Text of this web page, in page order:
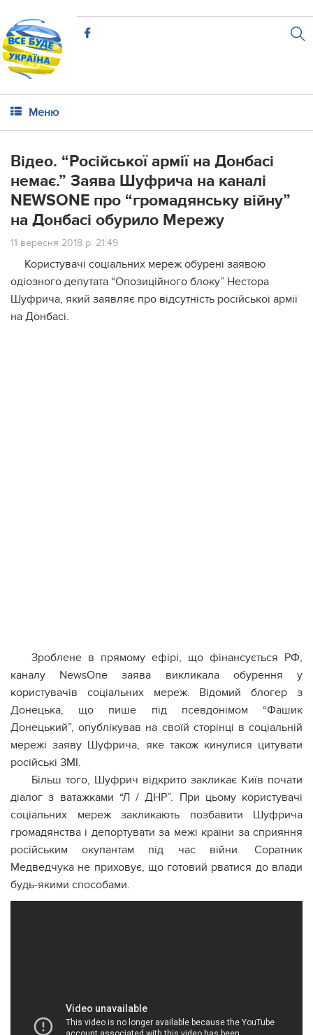
Меню
Відео. “Російської армії на Донбасі
немає.” Заява Шуфрича на каналі
NEWSONE про “громадянську війну”
на Донбасі обурило Мережу
11 вересня 2018 р. 21:49
Користувачі соціальних мереж обурені заявою
одіозного депутата “Опозиційного блоку” Нестора
Шуфрича, який заявляє про відсутність російської армії
на Донбасі.
Зроблене в прямому ефірі, що фінансується РФ,
каналу NewsOne заява викликала обурення у
користувачів соціальних мереж. Відомий блогер з
Донецька, що пише під псевдонімом “Фашик
Донецький”, опублікував на своїй сторінці в соціальній
мережі заяву Шуфрича, яке також кинулися цитувати
російські ЗМІ.
Більш того, Шуфрич відкрито закликає Київ почати
діалог з ватажками “Л / ДНР”. При цьому користувачі
соціальних мереж закликають позбавити Шуфрича
громадянства і депортувати за межі країни за сприяння
російським окупантам під час війни. Соратник
Медведчука не приховує, що готовий рватися до влади
будь-якими способами.